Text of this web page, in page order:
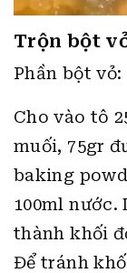
Trộn bột
Phần bột vỏ:
Cho vào tô
muối, 75gr
baking
100ml nước.
thành khối
Để tránh